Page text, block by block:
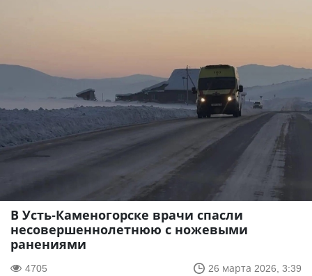
В Усть-Каменогорске врачи спасли
несовершеннолетнюю с ножевыми
ранениями
4705 26 марта 2026, 3:39